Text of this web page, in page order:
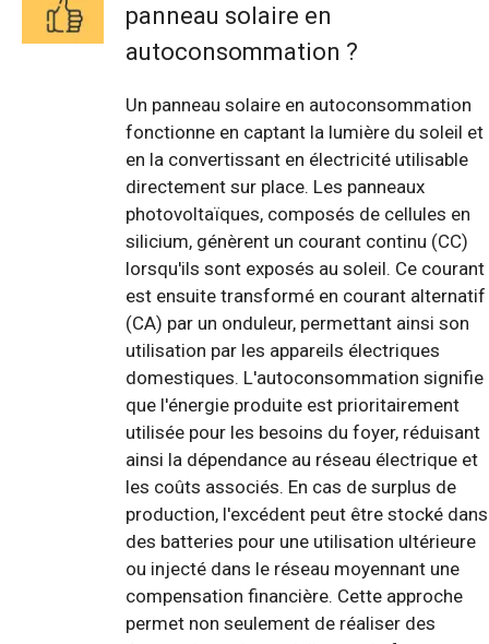
panneau solaire en
autoconsommation ?
Un panneau solaire en autoconsommation
fonctionne en captant la lumière du soleil et
en la convertissant en électricité utilisable
directement sur place. Les panneaux
photovoltaïques, composés de cellules en
silicium, génèrent un courant continu (CC)
lorsqu'ils sont exposés au soleil. Ce courant
est ensuite transformé en courant alternatif
(CA) par un onduleur, permettant ainsi son
utilisation par les appareils électriques
domestiques. L'autoconsommation signifie
que l'énergie produite est prioritairement
utilisée pour les besoins du foyer, réduisant
ainsi la dépendance au réseau électrique et
les coûts associés. En cas de surplus de
production, l'excédent peut être stocké dans
des batteries pour une utilisation ultérieure
ou injecté dans le réseau moyennant une
compensation financière. Cette approche
permet non seulement de réaliser des